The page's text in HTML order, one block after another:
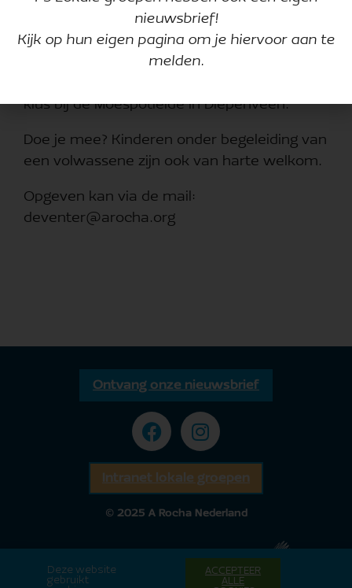
Vogels horen we al weer zingen. Half maart
Zaterdagmorgen 21 februari sluiten we het
klus bij de Moespotleide in Diepenveen.
Doe je mee? Kinderen onder begeleiding van
een volwassene zijn ook van harte welkom.
Opgeven kan via de mail:
deventer@arocha.org
Ontvang onze nieuwsbrief
Intranet lokale groepen
© 2025 A Rocha Nederland
Deze website
gebruikt
ACCEPTEER
ALLE
nieuwsbrief!
Kijk op hun eigen pagina om je hiervoor aan te
melden.